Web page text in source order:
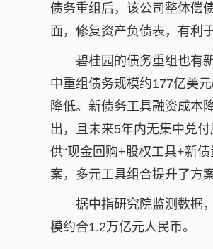
债务重组后，该公司整体偿
面，修复资产负债表，有利
碧桂园的债务重组也有
中重组债务规模约177亿美
降低。新债务工具融资成本
出，且未来5年内无集中兑
供“现金回购+股权工具+新
案，多元工具组合提升了方
据中指研究院监测数据
模约合1.2万亿元人民币。